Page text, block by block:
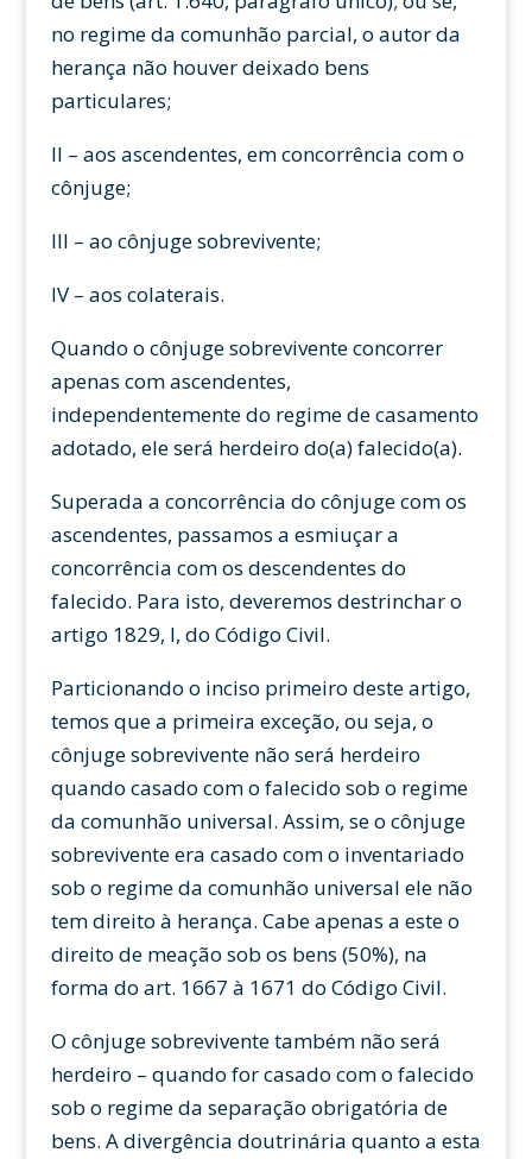
no regime da comunhão parcial, o autor da
herança não houver deixado bens
particulares;
II – aos ascendentes, em concorrência com o
cônjuge;
III – ao cônjuge sobrevivente;
IV – aos colaterais.
Quando o cônjuge sobrevivente concorrer
apenas com ascendentes,
independentemente do regime de casamento
adotado, ele será herdeiro do(a) falecido(a).
Superada a concorrência do cônjuge com os
ascendentes, passamos a esmiuçar a
concorrência com os descendentes do
falecido. Para isto, deveremos destrinchar o
artigo 1829, I, do Código Civil.
Particionando o inciso primeiro deste artigo,
temos que a primeira exceção, ou seja, o
cônjuge sobrevivente não será herdeiro
quando casado com o falecido sob o regime
da comunhão universal. Assim, se o cônjuge
sobrevivente era casado com o inventariado
sob o regime da comunhão universal ele não
tem direito à herança. Cabe apenas a este o
direito de meação sob os bens (50%), na
forma do art. 1667 à 1671 do Código Civil.
O cônjuge sobrevivente também não será
herdeiro – quando for casado com o falecido
sob o regime da separação obrigatória de
bens. A divergência doutrinária quanto a esta